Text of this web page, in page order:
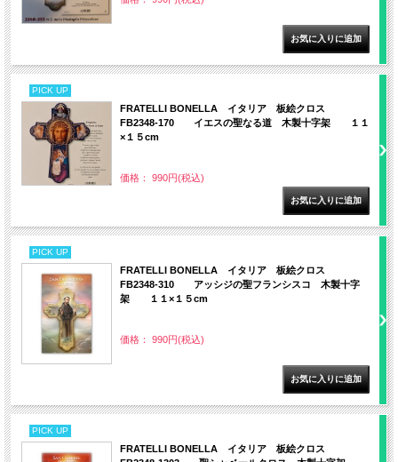
PICK UP
FRATELLI BONELLA イタリア 板絵クロス
FB2348-170 イエスの聖なる道 木製十字架 １１
×１５cm
価格： 990円(税込)
PICK UP
FRATELLI BONELLA イタリア 板絵クロス
FB2348-310 アッシジの聖フランシスコ 木製十字
架 １１×１５cm
価格： 990円(税込)
PICK UP
FRATELLI BONELLA イタリア 板絵クロス